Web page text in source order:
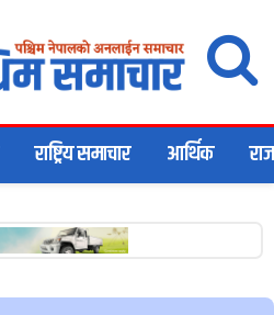
राष्ट्रिय समाचार आर्थिक